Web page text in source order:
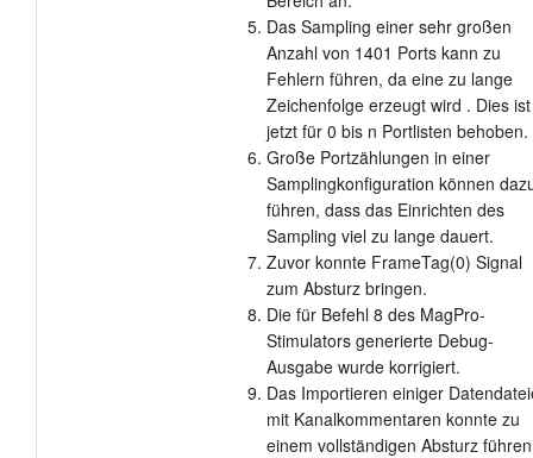
Das Sampling einer sehr großen
Anzahl von 1401 Ports kann zu
Fehlern führen, da eine zu lange
Zeichenfolge erzeugt wird . Dies ist
jetzt für 0 bis n Portlisten behoben.
Große Portzählungen in einer
Samplingkonfiguration können
führen, dass das Einrichten des
Sampling viel zu lange dauert.
Zuvor konnte FrameTag(0) Signal
zum Absturz bringen.
Die für Befehl 8 des MagPro-
Stimulators generierte Debug-
Ausgabe wurde korrigiert.
Das Importieren einiger
mit Kanalkommentaren konnte zu
einem vollständigen Absturz